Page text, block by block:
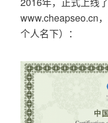
www.cheapseo.cn
个人名下）：